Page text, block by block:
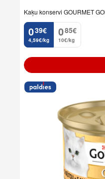
Kaķu konservi GOURMET
0
. 39€
4,59€/kg
0
. 85€
10€/kg